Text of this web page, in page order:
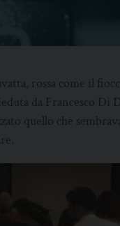
rossa come il
da Francesco Di
quello che